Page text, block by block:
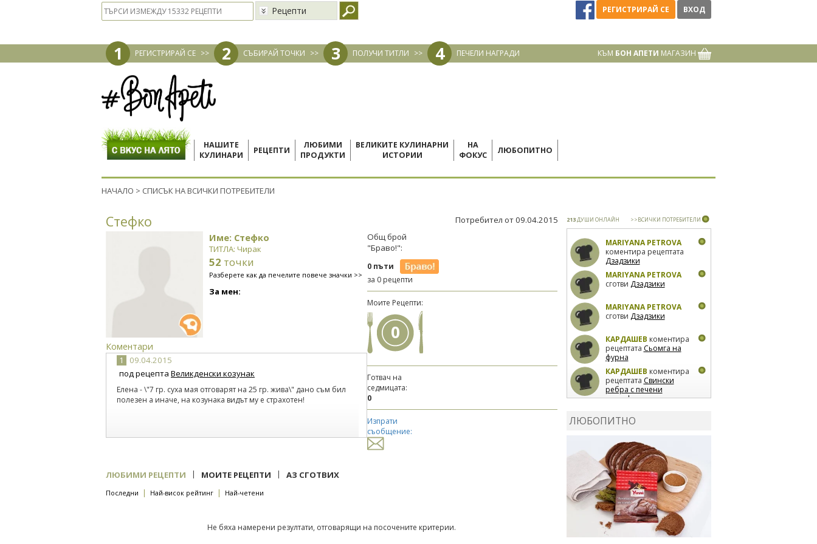
Рецепти РЕГИСТРИРАЙ СЕ ВХОД
1 РЕГИСТРИРАЙ СЕ >> 2 СЪБИРАЙ ТОЧКИ >> 3 ПОЛУЧИ ТИТЛИ >> 4 ПЕЧЕЛИ НАГРАДИ КЪМ БОН АПЕТИ МАГАЗИН
НАШИТЕ
КУЛИНАРИ
РЕЦЕПТИ
ЛЮБИМИ
ПРОДУКТИ
ВЕЛИКИТЕ КУЛИНАРНИ
ИСТОРИИ
НА
ФОКУС
ЛЮБОПИТНО
НАЧАЛО > СПИСЪК НА ВСИЧКИ ПОТРЕБИТЕЛИ
Стефко Потребител от 09.04.2015
Име: Стефко
ТИТЛА: Чирак
52 точки
Разберете как да печелите повече значки >>
За мен:
Коментари
1
09.04.2015
под рецепта Великденски козунак
Елена - \"7 гр. суха мая отговарят на 25 гр. жива\" дано съм бил
полезен а иначе, на козунака видът му е страхотен!
Общ брой
"Браво!":
0 пъти
за 0 рецепти
Моите Рецепти:
0
Готвач на
седмицата:
0
Изпрати
съобщение:
ЛЮБИМИ РЕЦЕПТИ | МОИТЕ РЕЦЕПТИ | АЗ СГОТВИХ
Последни | Най-висок рейтинг | Най-четени
Не бяха намерени резултати, отговарящи на посочените критерии.
213ДУШИ ОНЛАЙН >>ВСИЧКИ ПОТРЕБИТЕЛИ
MARIYANA PETROVA
коментира рецептата
Дзадзики
MARIYANA PETROVA
сготви Дзадзики
MARIYANA PETROVA
сготви Дзадзики
КАРДАШЕВ коментира
рецептата Сьомга на
фурна
КАРДАШЕВ коментира
рецептата Свински
ребра с печени
картофи
лимон
коментира рецептата
Киноа със зеленчуци
ЛЮБОПИТНО